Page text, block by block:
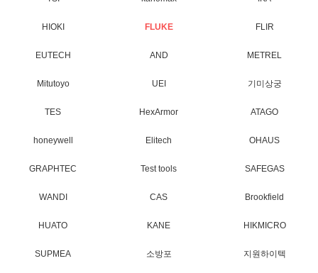
HIOKI FLUKE FLIR
EUTECH AND METREL
Mitutoyo UEI 기미상궁
TES HexArmor ATAGO
honeywell Elitech OHAUS
GRAPHTEC Test tools SAFEGAS
WANDI CAS Brookfield
HUATO KANE HIKMICRO
SUPMEA 소방포 지원하이텍